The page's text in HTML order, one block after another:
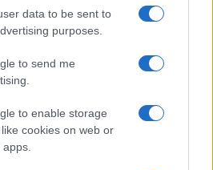
data to be sent to
purposes.
to send me
to enable storage
cookies on web or
τροπος αμυνας εναντιον
ντροουνς ειναι τεραστια τειχη
μαζικα τα ηλεκτρονικα
και αναοτυσσεται, ελπιζω και το
λογικη αλλιως την εχουμε
τα απειρα τουρκικα ντρουνς με
και χτυπησουν ευαισθητα σημεια